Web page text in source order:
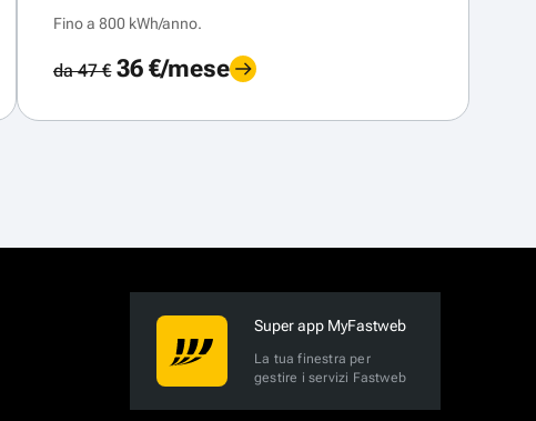
Fino a 800 kWh/anno.
da 47 €36 €/mese
Super app MyFastweb
La tua finestra per
gestire i servizi Fastweb